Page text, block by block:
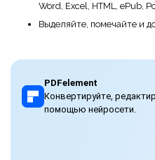
Word, Excel, HTML, ePub,
Выделяйте, помечайте и
PDFelement
Конвертируйте,
помощью нейросети.